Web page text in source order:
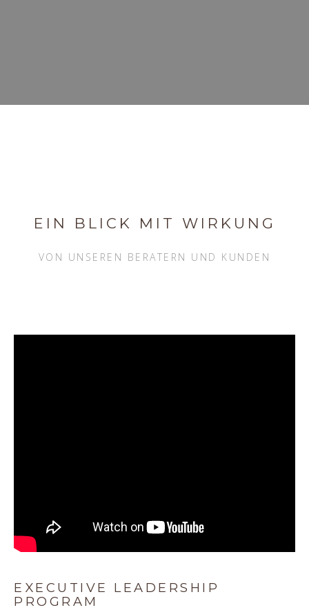
EIN BLICK MIT WIRKUNG
VON UNSEREN BERATERN UND KUNDEN
EXECUTIVE LEADERSHIP
PROGRAM